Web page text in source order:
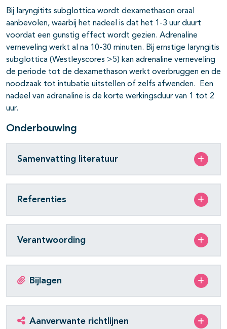
Bij laryngitits subglottica wordt dexamethason oraal
aanbevolen, waarbij het nadeel is dat het 1-3 uur duurt
voordat een gunstig effect wordt gezien. Adrenaline
verneveling werkt al na 10-30 minuten. Bij ernstige laryngitis
subglottica (Westleyscores >5) kan adrenaline verneveling
de periode tot de dexamethason werkt overbruggen en de
noodzaak tot intubatie uitstellen of zelfs afwenden. Een
nadeel van adrenaline is de korte werkingsduur van 1 tot 2
uur.
Onderbouwing
Samenvatting literatuur
Referenties
Verantwoording
Bijlagen
Aanverwante richtlijnen